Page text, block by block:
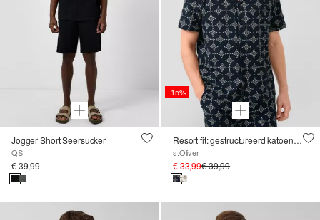
Jogger Short Seersucker
QS
€ 39,99
-15%
Resort fit: gestructureerd katoenen overhemd met all-over print
s.Oliver
€ 33,99€ 39,99